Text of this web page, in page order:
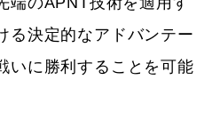
る決定的なアドバンテー
いに勝利することを可能